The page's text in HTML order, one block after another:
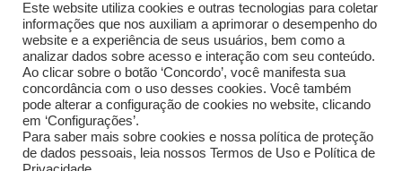
Este website utiliza cookies e outras tecnologias para coletar
informações que nos auxiliam a aprimorar o desempenho do
website e a experiência de seus usuários, bem como a
analizar dados sobre acesso e interação com seu conteúdo.
Ao clicar sobre o botão ‘Concordo’, você manifesta sua
concordância com o uso desses cookies. Você também
pode alterar a configuração de cookies no website, clicando
em ‘Configurações’.
Para saber mais sobre cookies e nossa política de proteção
de dados pessoais, leia nossos Termos de Uso e Política de